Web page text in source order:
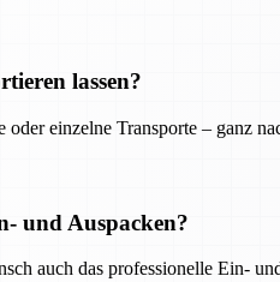
lassen?
einzelne Transporte – ganz
und Auspacken?
auch das professionelle Ein-